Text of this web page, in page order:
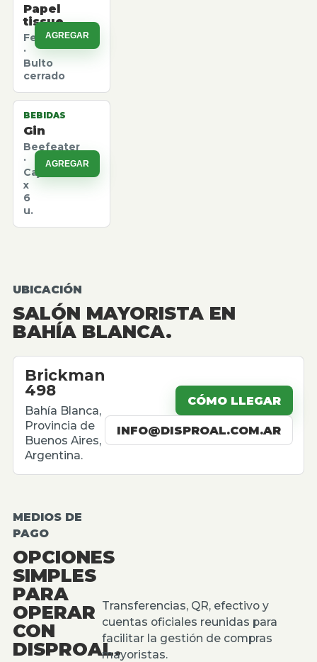
Papel
tissue
Felpita
·
Bulto
cerrado
AGREGAR
BEBIDAS
Gin
Beefeater
·
Caja
x
6
u.
AGREGAR
UBICACIÓN
SALÓN MAYORISTA EN
BAHÍA BLANCA.
Brickman
498
Bahía Blanca,
Provincia de
Buenos Aires,
Argentina.
CÓMO LLEGAR
INFO@DISPROAL.COM.AR
MEDIOS DE
PAGO
OPCIONES
SIMPLES
PARA
OPERAR
CON
DISPROAL.
Transferencias, QR, efectivo y
cuentas oficiales reunidas para
facilitar la gestión de compras
mayoristas.